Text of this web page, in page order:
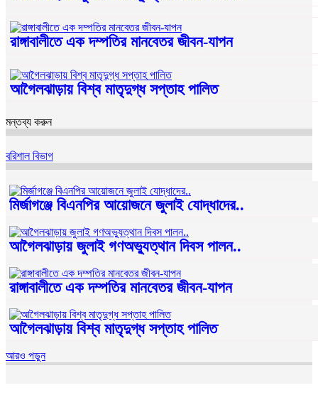
রাঙ্গাবালীতে এক দম্পতির মানবেতর জীবন-যাপন
আগৈলঝাড়ায় বিশ্ব মাতৃদুগ্ধ সপ্তাহ পালিত
মন্তব্য করুন
বরিশাল বিভাগ
মির্জাগঞ্জে বিএনপির আয়োজনে জুলাই যোদ্ধাদের..
আগৈলঝাড়ায় জুলাই গণঅভ্যুত্থান দিবস পালন..
রাঙ্গাবালীতে এক দম্পতির মানবেতর জীবন-যাপন
আগৈলঝাড়ায় বিশ্ব মাতৃদুগ্ধ সপ্তাহ পালিত
আরও পড়ুন